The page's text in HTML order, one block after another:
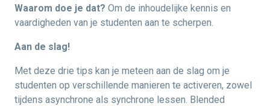
Waarom doe je dat? Om de inhoudelijke kennis en
vaardigheden van je studenten aan te scherpen.
Aan de slag!
Met deze drie tips kan je meteen aan de slag om je
studenten op verschillende manieren te activeren, zowel
tijdens asynchrone als synchrone lessen. Blended